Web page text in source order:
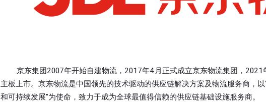
京东集团2007年开始自建物流，2017年4月正式成立京东物流集团，
主板上市。京东物流是中国领先的技术驱动的供应链解决方案及物流服务商，
和可持续发展”为使命，致力于成为全球最值得信赖的供应链基础设施服务商。